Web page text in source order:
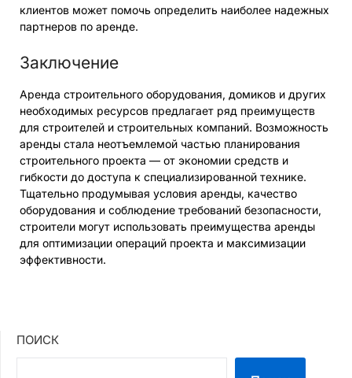
клиентов может помочь определить наиболее надежных
партнеров по аренде.
Заключение
Аренда строительного оборудования, домиков и других
необходимых ресурсов предлагает ряд преимуществ
для строителей и строительных компаний. Возможность
аренды стала неотъемлемой частью планирования
строительного проекта — от экономии средств и
гибкости до доступа к специализированной технике.
Тщательно продумывая условия аренды, качество
оборудования и соблюдение требований безопасности,
строители могут использовать преимущества аренды
для оптимизации операций проекта и максимизации
эффективности.
ПОИСК